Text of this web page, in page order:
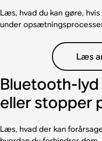
Læs, hvad du kan gøre,
under
Læs
Bluetooth-
eller stopper
Læs, hvad der kan